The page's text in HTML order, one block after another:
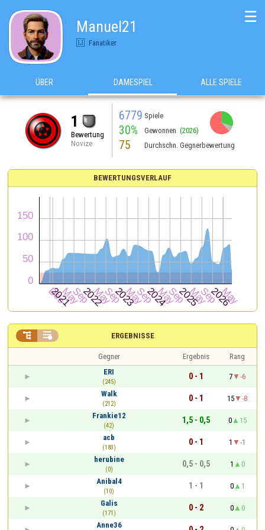
Manuel21
Fanatiker
☰
ÜBER DAMESPIEL ALLE SPIELE
1
Bewertung
Novize
6779 Spiele
30% Gewonnen (2026)
75 Durchschn. Gegnerbewertung
BEWERTUNGSVERLAUF
ERGEBNISSE
 
Gegner Ergebnis
Rang
ERI
(245)
0 - 1 7
-6
Walk
(212)
0 - 1 15
-8
Frankie12
(42)
1,5 - 0,5 0
15
acb
(183)
0 - 1 1
-1
herubine
(0)
0,5 - 0,5 1
0
Anibal4
(10)
1 - 1 0
1
Galis
(171)
0 - 2 0
0
Anne36